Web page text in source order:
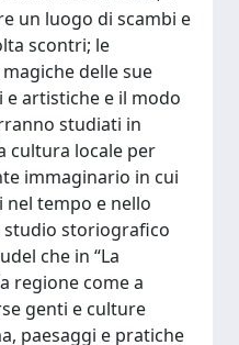
un luogo di scambi e
scontri; le
delle sue
artistiche e il modo
studiati in
cultura locale per
immaginario in cui
tempo e nello
studio storiografico
che in “La
regione come a
genti e culture
paesaggi e pratiche